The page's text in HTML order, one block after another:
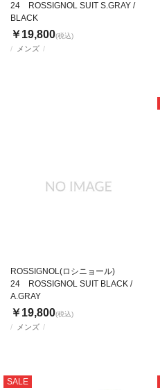
メンズ
24 ROSSIGNOL SUIT S.GRAY /
BLACK
￥19,800(税込)
メンズ
ROSSIGNOL(ロシニョール)
24 ROSSIGNOL SUIT BLACK /
A.GRAY
￥19,800(税込)
SALE